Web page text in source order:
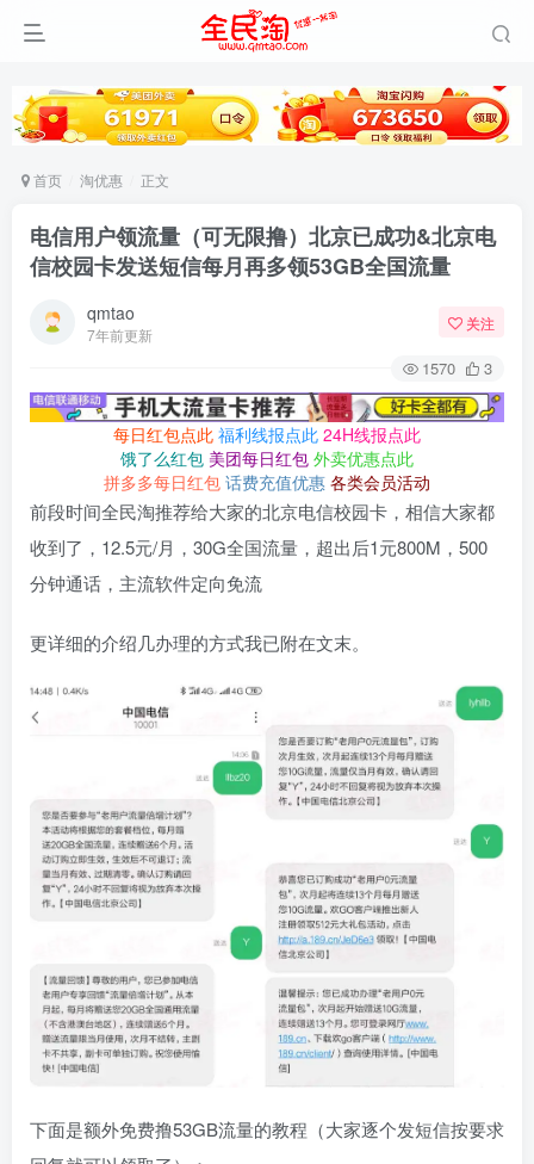
首页 淘优惠 正文
电信用户领流量（可无限撸）北京已成功&北京电
信校园卡发送短信每月再多领53GB全国流量
qmtao
7年前更新
关注
1570 3
每日红包点此 福利线报点此 24H线报点此
饿了么红包 美团每日红包 外卖优惠点此
拼多多每日红包 话费充值优惠 各类会员活动
前段时间全民淘推荐给大家的北京电信校园卡，相信大家都
收到了，12.5元/月，30G全国流量，超出后1元800M，500
分钟通话，主流软件定向免流
更详细的介绍几办理的方式我已附在文末。
下面是额外免费撸53GB流量的教程（大家逐个发短信按要求